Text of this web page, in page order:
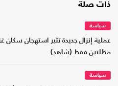
ذات صلة
سياسة
عملية إنزال جديدة تثير استهجان سكان
مظلتين فقط (شاهد)
سياسة